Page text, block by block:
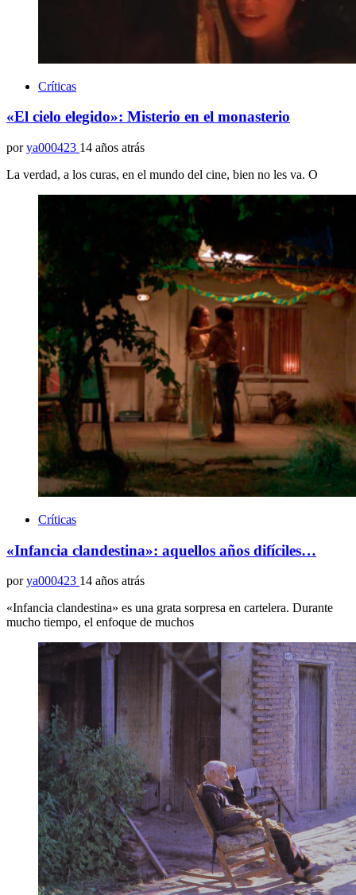
Críticas
«El cielo elegido»: Misterio en el monasterio
por ya000423 14 años atrás
La verdad, a los curas, en el mundo del cine, bien no les va. O
Críticas
«Infancia clandestina»: aquellos años difíciles…
por ya000423 14 años atrás
«Infancia clandestina» es una grata sorpresa en cartelera. Durante
mucho tiempo, el enfoque de muchos